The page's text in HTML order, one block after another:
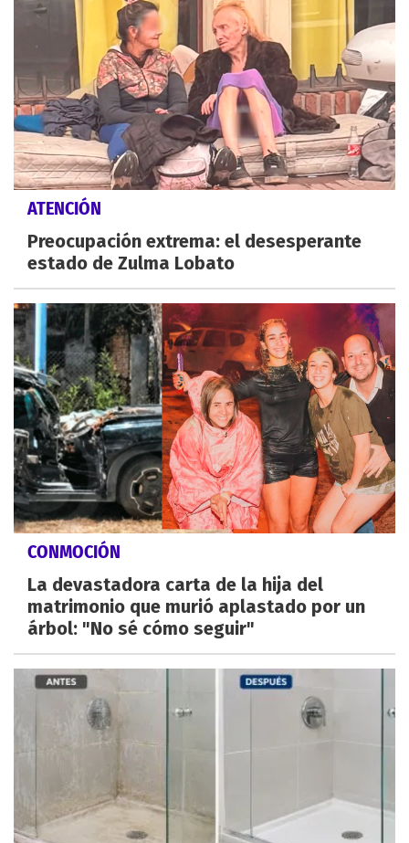
ATENCIÓN
Preocupación extrema: el desesperante
estado de Zulma Lobato
CONMOCIÓN
La devastadora carta de la hija del
matrimonio que murió aplastado por un
árbol: "No sé cómo seguir"